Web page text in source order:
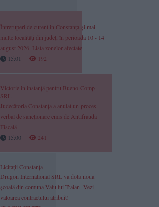
Întreruperi de curent în Constanța și mai
multe localități din județ, în perioada 10 - 14
august 2026. Lista zonelor afectate
15:01
192
Victorie în instanță pentru Bueno Comp
SRL
Judecătoria Constanța a anulat un proces-
verbal de sancționare emis de Antifrauda
Fiscală
15:00
241
Licitații Constanța
Drugon International SRL va dota noua
școală din comuna Valu lui Traian. Vezi
valoarea contractului atribuit!